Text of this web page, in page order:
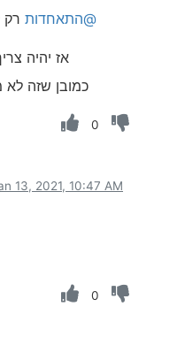
@התאחדות רק
אז יהיה
כמובן שזה לא
0
13, 2021, 10:47 AM
0